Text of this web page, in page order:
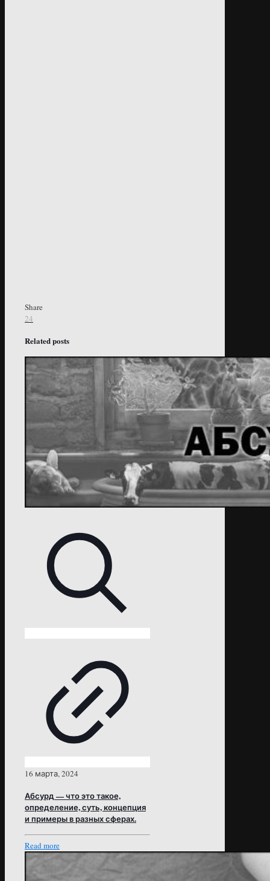
Share
24
Related posts
16 марта, 2024
Абсурд — что это такое,
определение, суть, концепция
и примеры в разных сферах.
Read more